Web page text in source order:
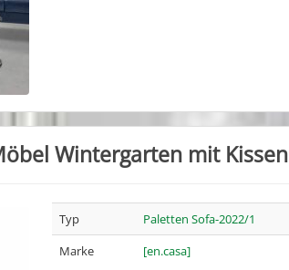
Wintergarten mit Kissen
Typ
Paletten Sofa-2022/1
Marke
[en.casa]